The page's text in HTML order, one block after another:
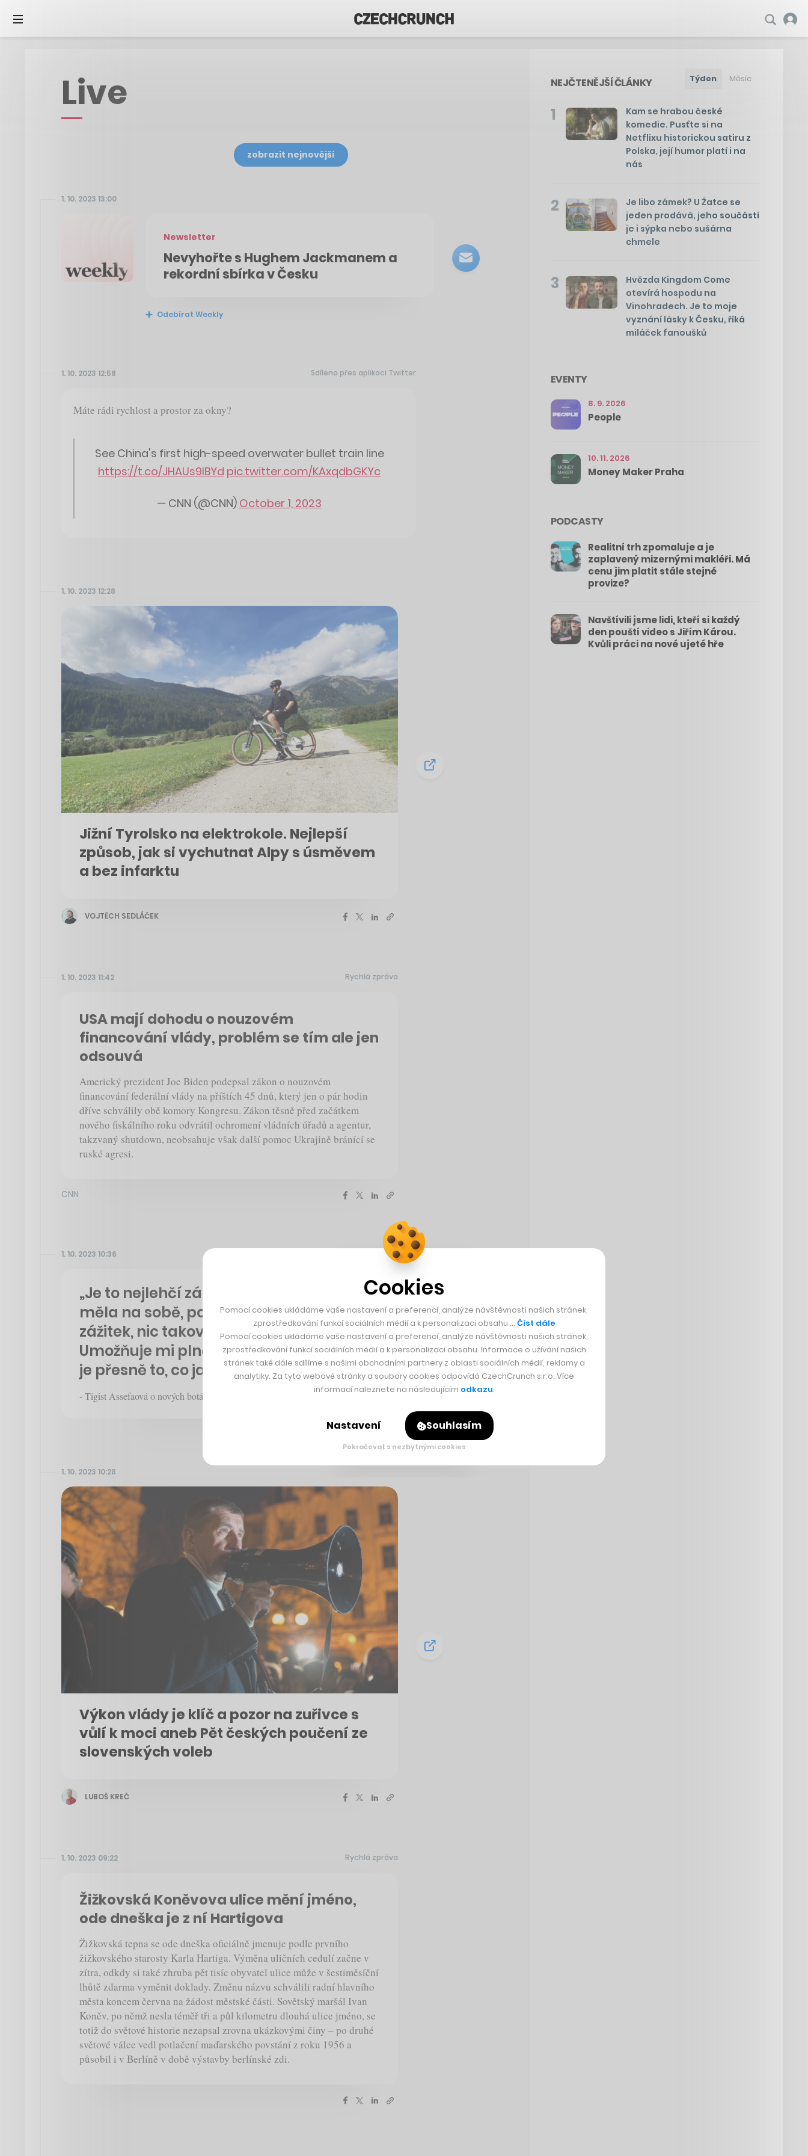
Live
zobrazit nejnovější
1. 10. 2023 13:00
Newsletter
Nevyhořte s Hughem Jackmanem a
rekordní sbírka v Česku
Odebírat Weekly
1. 10. 2023 12:58 Sdíleno přes aplikaci Twitter
Máte rádi rychlost a prostor za okny?
See China's first high-speed overwater bullet train line
https://t.co/JHAUs9IBYd pic.twitter.com/KAxqdbGKYc
— CNN (@CNN) October 1, 2023
1. 10. 2023 12:28
Jižní Tyrolsko na elektrokole. Nejlepší
způsob, jak si vychutnat Alpy s úsměvem
a bez infarktu
VOJTĚCH SEDLÁČEK
1. 10. 2023 11:42 Rychlá zpráva
USA mají dohodu o nouzovém
financování vlády, problém se tím ale jen
odsouvá
Americký prezident Joe Biden podepsal zákon o nouzovém
financování federální vlády na příštích 45 dnů, který jen o pár hodin
dříve schválily obě komory Kongresu. Zákon těsně před začátkem
nového fiskálního roku odvrátil ochromení vládních úřadů a agentur,
takzvaný shutdown, neobsahuje však další pomoc Ukrajině bránící se
ruské agresi.
CNN
1. 10. 2023 10:36 Doporučujeme
„Je to nejlehčí závodní obuv, jakou jsem kdy
měla na sobě, pocit z běhu v ní je neuvěřitelný
zážitek, nic takového jsem ještě nezažila.
Umožňuje mi plně se soustředit na závod, což
je přesně to, co jako sportovec chcete.“
- Tigist Assefaová o nových botách, co jí pomohly vyhrát maraton. Čtěte dále
1. 10. 2023 10:28
Výkon vlády je klíč a pozor na zuřivce s
vůlí k moci aneb Pět českých poučení ze
slovenských voleb
LUBOŠ KREČ
1. 10. 2023 09:22 Rychlá zpráva
Žižkovská Koněvova ulice mění jméno,
ode dneška je z ní Hartigova
Žižkovská tepna se ode dneška oficiálně jmenuje podle prvního
žižkovského starosty Karla Hartiga. Výměna uličních cedulí začne v
zítra, odkdy si také zhruba pět tisíc obyvatel ulice může v šestiměsíční
lhůtě zdarma vyměnit doklady. Změnu názvu schválili radní hlavního
města koncem června na žádost městské části. Sovětský maršál Ivan
Koněv, po němž nesla téměř tři a půl kilometru dlouhá ulice jméno, se
totiž do světové historie nezapsal zrovna ukázkovými činy – po druhé
světové válce vedl potlačení maďarského povstání z roku 1956 a
působil i v Berlíně v době výstavby berlínské zdi.
NEJČTENĚJŠÍ ČLÁNKY Týden Měsíc
1
Kam se hrabou české
komedie. Pusťte si na
Netflixu historickou satiru z
Polska, její humor platí i na
nás
2
Je libo zámek? U Žatce se
jeden prodává, jeho součástí
je i sýpka nebo sušárna
chmele
3
Hvězda Kingdom Come
otevírá hospodu na
Vinohradech. Je to moje
vyznání lásky k Česku, říká
miláček fanoušků
EVENTY
8. 9. 2026
People
10. 11. 2026
Money Maker Praha
PODCASTY
Realitní trh zpomaluje a je
zaplavený mizernými makléři. Má
cenu jim platit stále stejné
provize?
Navštívili jsme lidi, kteří si každý
den pouští video s Jiřím Károu.
Kvůli práci na nové ujeté hře
Cookies
Pomocí cookies ukládáme vaše nastavení a preferencí, analýze návštěvnosti našich stránek,
zprostředkování funkcí sociálních médií a k personalizaci obsahu … Číst dále
Pomocí cookies ukládáme vaše nastavení a preferencí, analýze návštěvnosti našich stránek,
zprostředkování funkcí sociálních médií a k personalizaci obsahu. Informace o užívání našich
stránek také dále sdílíme s našimi obchodními partnery z oblasti sociálních médií, reklamy a
analytiky. Za tyto webové stránky a soubory cookies odpovídá CzechCrunch s.r.o. Více
informací naleznete na následujícím odkazu.
Nastavení Souhlasím
Pokračovat s nezbytnými cookies